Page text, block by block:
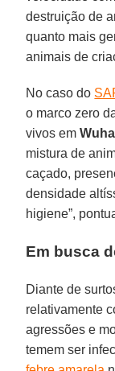
destruição de
quanto mais
animais de
No caso do
o marco zero
vivos em
mistura de
caçado,
densidade
higiene”,
Em busca
Diante de
relativamente
agressões e
temem ser